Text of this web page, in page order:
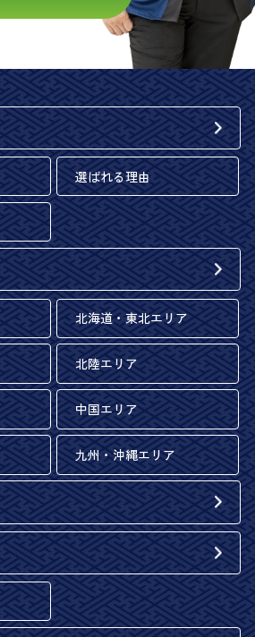
選ばれる理由
北海道・東北エリア
北陸エリア
中国エリア
九州・沖縄エリア